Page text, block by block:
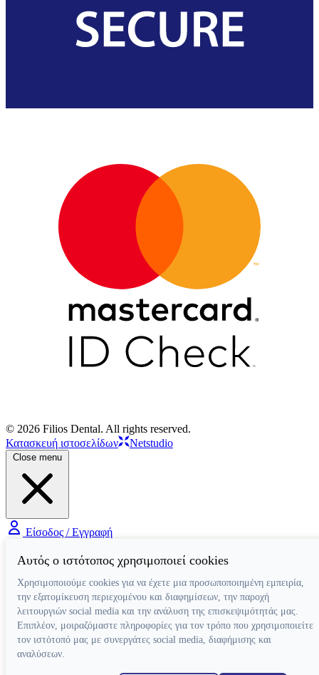
© 2026 Filios Dental. All rights reserved.
Κατασκευή ιστοσελίδων
Netstudio
Close menu
Είσοδος / Εγγραφή
Αυτός ο ιστότοπος χρησιμοποιεί cookies
Χρησιμοποιούμε cookies για να έχετε μια προσωποποιημένη εμπειρία,
την εξατομίκευση περιεχομένου και διαφημίσεων, την παροχή
λειτουργιών social media και την ανάλυση της επισκεψιμότητάς μας.
Επιπλέον, μοιραζόμαστε πληροφορίες για τον τρόπο που χρησιμοποιείτε
τον ιστότοπό μας με συνεργάτες social media, διαφήμισης και
αναλύσεων.